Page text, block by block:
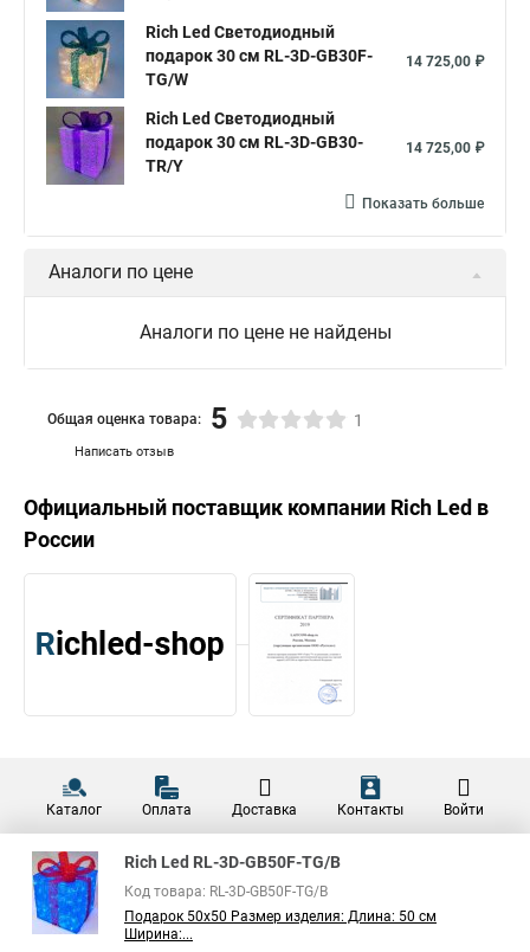
Rich Led Светодиодный
подарок 30 см RL-3D-GB30F-
TG/W
14 725,00 ₽
Rich Led Светодиодный
подарок 30 см RL-3D-GB30-
TR/Y
14 725,00 ₽
Показать больше
Аналоги по цене
Аналоги по цене не найдены
Написать отзыв
Общая оценка товара: 5 1
Официальный поставщик компании Rich Led в
России
Каталог Оплата Доставка Контакты Войти
Rich Led RL-3D-GB50F-TG/B
Код товара: RL-3D-GB50F-TG/B
Подарок 50х50 Размер изделия: Длина: 50 см
Ширина:...